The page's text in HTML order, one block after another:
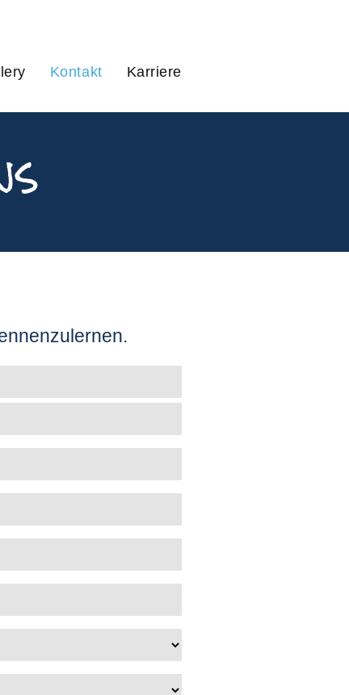
Kontakt Karriere